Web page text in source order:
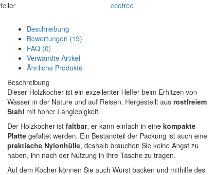
ecotree
Beschreibung
Bewertungen (19)
FAQ (0)
Verwandte Artikel
Ähnliche Produkte
Beschreibung
Dieser Holzkocher ist ein exzellenter Helfer beim Erhitzen von
Wasser in der Nature und auf Reisen. Hergestellt aus rostfreiem
Stahl mit hoher Langlebigkeit.
Der Holzkocher ist faltbar, er kann einfach in eine kompakte
Platte gefaltet werden. Ein Bestandteil der Packung ist auch eine
praktische Nylonhülle, deshalb brauchen Sie keine Angst zu
haben, ihn nach der Nutzung in Ihre Tasche zu tragen.
Auf dem Kocher können Sie auch Wurst backen und mithilfe des